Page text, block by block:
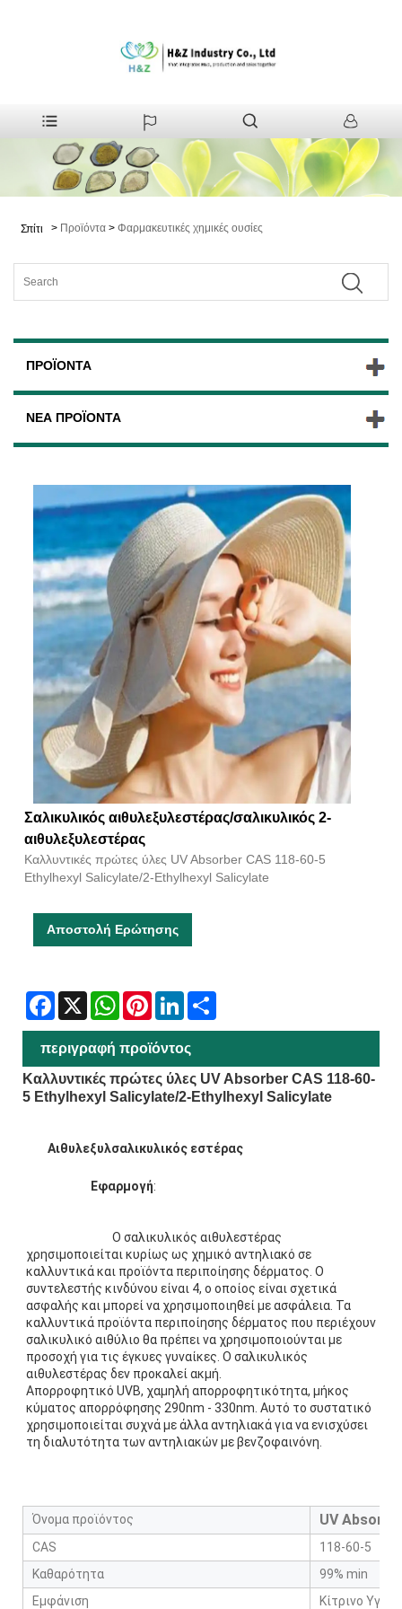
Σπίτι > Προϊόντα > Φαρμακευτικές χημικές ουσίες
ΠΡΟΪΌΝΤΑ
ΝΈΑ ΠΡΟΪΌΝΤΑ
Σαλικυλικός αιθυλεξυλεστέρας/σαλικυλικός 2-
αιθυλεξυλεστέρας
Καλλυντικές πρώτες ύλες UV Absorber CAS 118-60-5
Ethylhexyl Salicylate/2-Ethylhexyl Salicylate
Αποστολή Ερώτησης
Facebook
X WhatsAppPinterestLinkedIn
περιγραφή προϊόντος
Καλλυντικές πρώτες ύλες UV Absorber CAS 118-60-
5 Ethylhexyl Salicylate/2-Ethylhexyl Salicylate
Αιθυλεξυλσαλικυλικός εστέρας
Εφαρμογή:
Ο σαλικυλικός αιθυλεστέρας
χρησιμοποιείται κυρίως ως χημικό αντηλιακό σε
καλλυντικά και προϊόντα περιποίησης δέρματος. Ο
συντελεστής κινδύνου είναι 4, ο οποίος είναι σχετικά
ασφαλής και μπορεί να χρησιμοποιηθεί με ασφάλεια. Τα
καλλυντικά προϊόντα περιποίησης δέρματος που περιέχουν
σαλικυλικό αιθύλιο θα πρέπει να χρησιμοποιούνται με
προσοχή για τις έγκυες γυναίκες. Ο σαλικυλικός
αιθυλεστέρας δεν προκαλεί ακμή.
Απορροφητικό UVB, χαμηλή απορροφητικότητα, μήκος
κύματος απορρόφησης 290nm - 330nm. Αυτό το συστατικό
χρησιμοποιείται συχνά με άλλα αντηλιακά για να ενισχύσει
τη διαλυτότητα των αντηλιακών με βενζοφαινόνη.
Όνομα προϊόντος UV
CAS
118-60-5
Καθαρότητα
99% min
Εμφάνιση
Κίτρινο Υγρό